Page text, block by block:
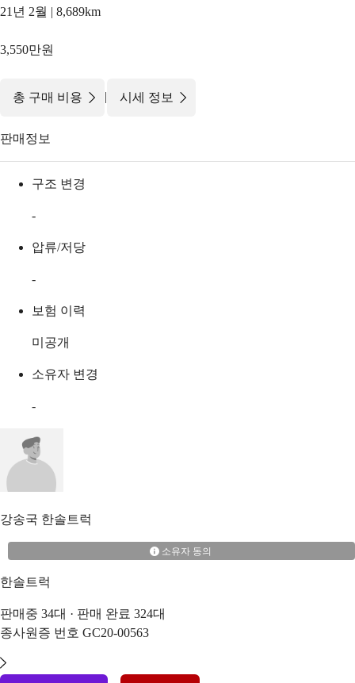
21년 2월 | 8,689km
3,550만원
총 구매 비용 | 시세 정보
판매정보
구조 변경
-
압류/저당
-
보험 이력
미공개
소유자 변경
-
강송국 한솔트럭
소유자 동의
한솔트럭
판매중 34대 · 판매 완료 324대
종사원증 번호 GC20-00563